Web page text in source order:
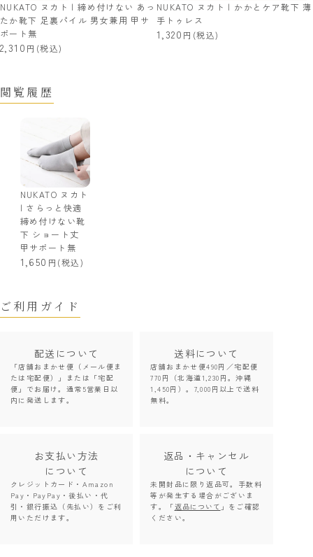
NUKATO ヌカト | 締め付けない あっ
たか靴下 足裏パイル 男女兼用 甲サ
ポート無
2,310 (税込)
NUKATO ヌカト | かかとケア靴下 薄
手トゥレス
1,320 (税込)
閲覧履歴
NUKATO ヌカト
| さらっと快適
締め付けない靴
下 ショート丈
甲サポート無
1,650 (税込)
ご利用ガイド
配送について
「店舗おまかせ便（メール便ま
たは宅配便）」または「宅配
便」でお届け。通常5営業日以
内に発送します。
送料について
店舗おまかせ便490円／宅配便
770円（北海道1,230円。沖縄
1,450円）。7,000円以上で送料
無料。
お支払い方法
について
クレジットカード・Amazon
Pay・PayPay・後払い・代
引・銀行振込（先払い）をご利
用いただけます。
返品・キャンセル
について
未開封品に限り返品可。手数料
等が発生する場合がございま
す。「返品について 」をご確認
ください。